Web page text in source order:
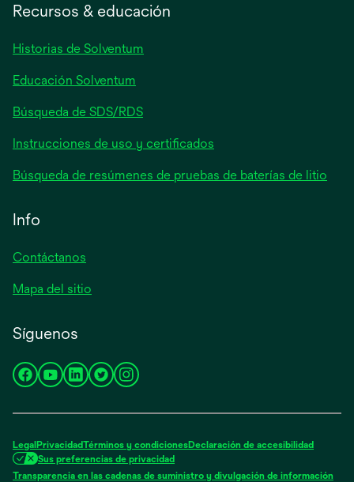
pestaña
Recursos & educación
Historias de Solventum
Educación Solventum
Búsqueda de SDS/RDS
Instrucciones de uso y certificados
Búsqueda de resúmenes de pruebas de baterías de litio
Info
Contáctanos
Mapa del sitio
Síguenos
se
una
pestaña
nueva
se
una
pestaña
nueva
se
una
pestaña
nueva
se
una
pestaña
nueva
se
pestaña
nueva
Legal PrivacidadTérminos y condicionesDeclaración de accesibilidad
Sus preferencias de privacidad
Transparencia en las cadenas de suministro y divulgación de información